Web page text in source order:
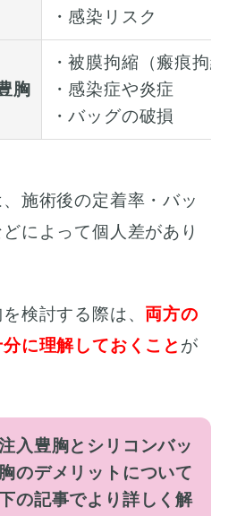
・感染リスク
胸
・被膜拘縮（瘢痕拘縮
・感染症や炎症
・バッグの破損
施術後の定着率・バッ
によって個人差があり
検討する際は、 両方の
に理解しておくこと が
入豊胸とシリコンバッ
のデメリットについて
の記事でより詳しく解